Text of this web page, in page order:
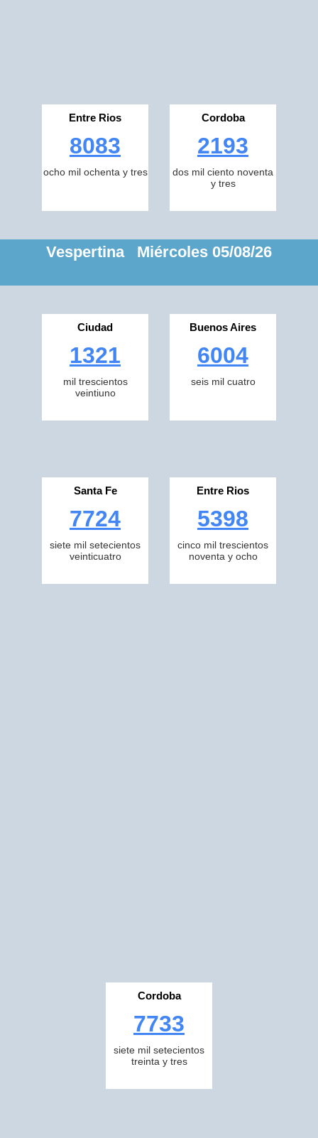
Entre Rios
8083
ocho mil ochenta y tres
Cordoba
2193
dos mil ciento noventa
y tres
Vespertina Miércoles 05/08/26
Ciudad
1321
mil trescientos
veintiuno
Buenos Aires
6004
seis mil cuatro
Santa Fe
7724
siete mil setecientos
veinticuatro
Entre Rios
5398
cinco mil trescientos
noventa y ocho
Cordoba
7733
siete mil setecientos
treinta y tres